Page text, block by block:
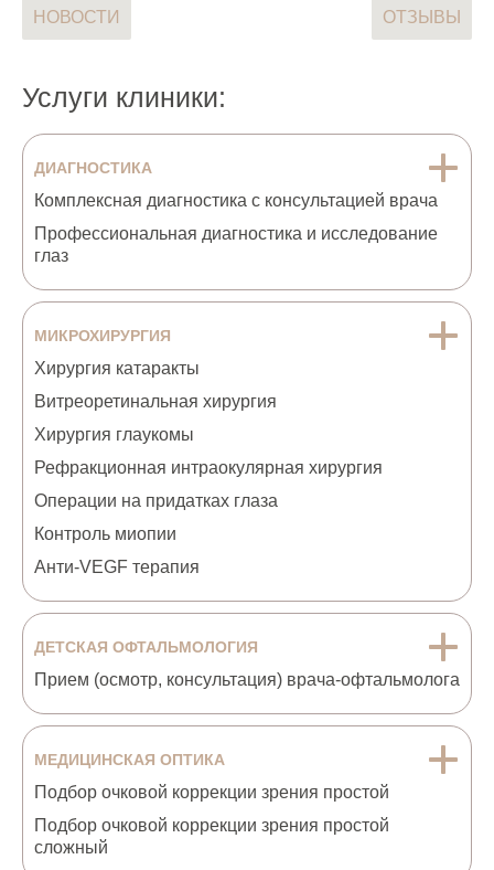
НОВОСТИ ОТЗЫВЫ
Услуги клиники:
ДИАГНОСТИКА
Комплексная диагностика с консультацией врача
Профессиональная диагностика и исследование
глаз
МИКРОХИРУРГИЯ
Хирургия катаракты
Витреоретинальная хирургия
Хирургия глаукомы
Рефракционная интраокулярная хирургия
Операции на придатках глаза
Контроль миопии
Анти-VEGF терапия
ДЕТСКАЯ ОФТАЛЬМОЛОГИЯ
Прием (осмотр, консультация) врача-офтальмолога
МЕДИЦИНСКАЯ ОПТИКА
Подбор очковой коррекции зрения простой
Подбор очковой коррекции зрения простой
сложный